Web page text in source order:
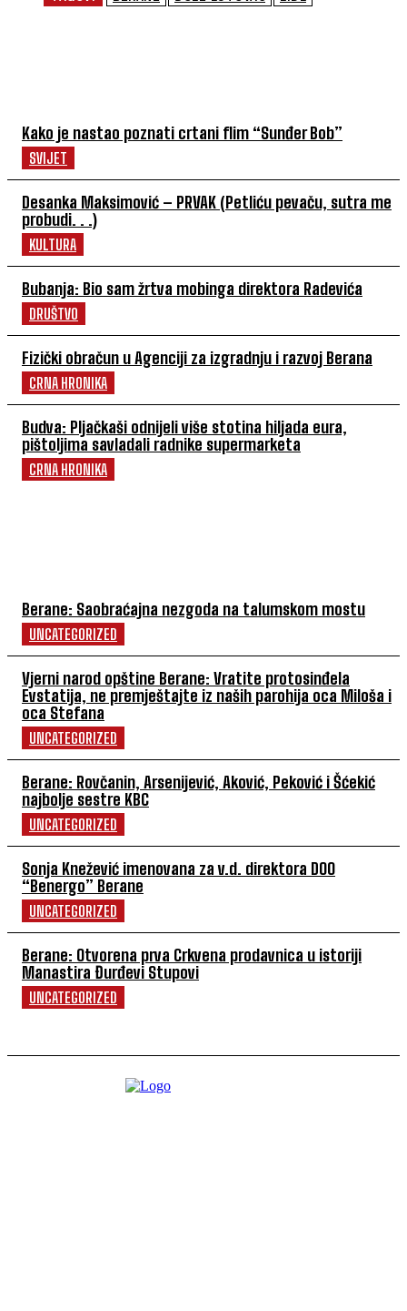
Kako je nastao poznati crtani flim “Sunđer Bob”
SVIJET
Desanka Maksimović – PRVAK (Petliću pevaču, sutra me
probudi. . .)
KULTURA
Bubanja: Bio sam žrtva mobinga direktora Radevića
DRUŠTVO
Fizički obračun u Agenciji za izgradnju i razvoj Berana
CRNA HRONIKA
Budva: Pljačkaši odnijeli više stotina hiljada eura,
pištoljima savladali radnike supermarketa
CRNA HRONIKA
Berane: Saobraćajna nezgoda na talumskom mostu
UNCATEGORIZED
Vjerni narod opštine Berane: Vratite protosinđela
Evstatija, ne premještajte iz naših parohija oca Miloša i
oca Stefana
UNCATEGORIZED
Berane: Rovčanin, Arsenijević, Aković, Peković i Šćekić
najbolje sestre KBC
UNCATEGORIZED
Sonja Knežević imenovana za v.d. direktora DOO
“Benergo” Berane
UNCATEGORIZED
Berane: Otvorena prva Crkvena prodavnica u istoriji
Manastira Đurđevi Stupovi
UNCATEGORIZED